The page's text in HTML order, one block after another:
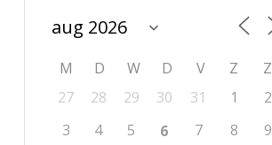
ASSEN 3
ASSEN II
NOSBO-BEKER OPEN
T/M 1900
T/M 1700
KNSB-COMPETITIE
NOSBO-COMPETITIE
KNSB-JEUGDCOMPETITIE
M D W D V Z
Z
27
28 29 30 31 1
2
3
4 5 6 7 8
9